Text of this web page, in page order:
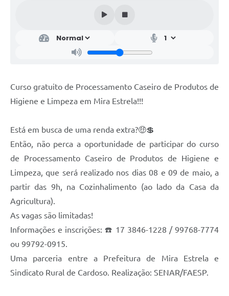
Curso gratuito de Processamento Caseiro de Produtos de
Higiene e Limpeza em Mira Estrela!!!
Está em busca de uma renda extra?🤑💲
Então, não perca a oportunidade de participar do curso
de Processamento Caseiro de Produtos de Higiene e
Limpeza, que será realizado nos dias 08 e 09 de maio, a
partir das 9h, na Cozinhalimento (ao lado da Casa da
Agricultura).
As vagas são limitadas!
Informações e inscrições: ☎️ 17 3846-1228 / 99768-7774
ou 99792-0915.
Uma parceria entre a Prefeitura de Mira Estrela e
Sindicato Rural de Cardoso. Realização: SENAR/FAESP.